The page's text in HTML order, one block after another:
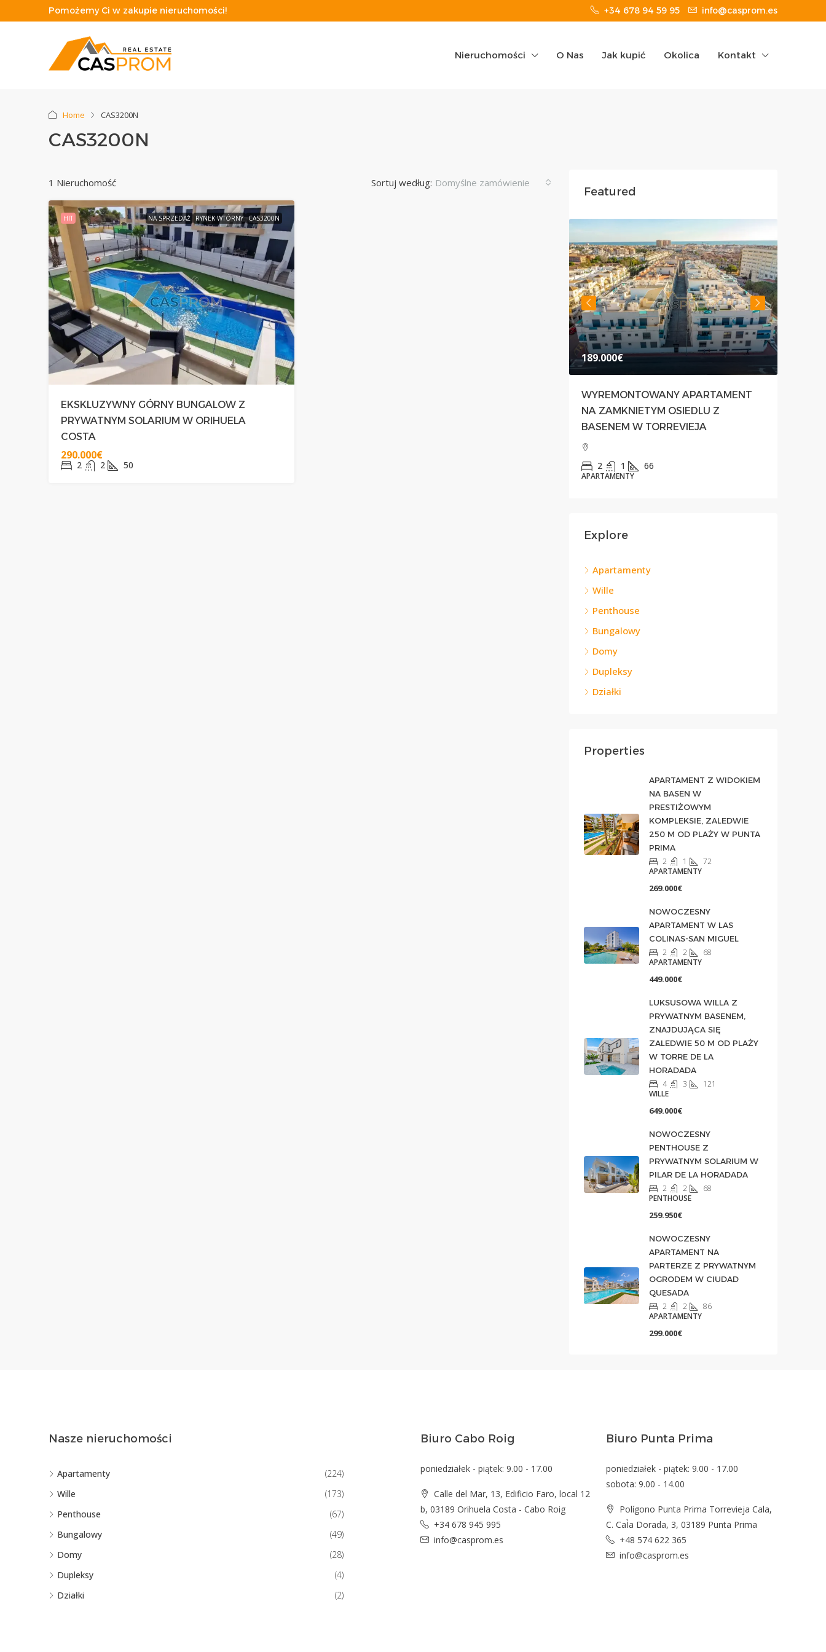
Pomożemy Ci w zakupie nieruchomości! +34 678 94 59 95 info@casprom.es
Nieruchomości O Nas Jak kupić Okolica Kontakt
Home CAS3200N
CAS3200N
1 Nieruchomość Sortuj według: Domyślne zamówienie
HIT NA SPRZEDAŻ RYNEK WTÓRNY CAS3200N
EKSKLUZYWNY GÓRNY BUNGALOW Z
PRYWATNYM SOLARIUM W ORIHUELA
COSTA
290.000€
2 2 50
Featured
329.000€
PRZY PLAŻY CABO ROIG
189.000€
WYREMONTOWANY APARTAMENT
NA ZAMKNIETYM OSIEDLU Z
BASENEM W TORREVIEJA
2 1 66
APARTAMENTY
Explore
Apartamenty
Wille
Penthouse
Bungalowy
Domy
Dupleksy
Działki
Properties
APARTAMENT Z WIDOKIEM
NA BASEN W
PRESTIŻOWYM
KOMPLEKSIE, ZALEDWIE
250 M OD PLAŻY W PUNTA
PRIMA
2 1
72
APARTAMENTY
269.000€
NOWOCZESNY
APARTAMENT W LAS
COLINAS-SAN MIGUEL
2 2
68
APARTAMENTY
449.000€
LUKSUSOWA WILLA Z
PRYWATNYM BASENEM,
ZNAJDUJĄCA SIĘ
ZALEDWIE 50 M OD PLAŻY
W TORRE DE LA
HORADADA
4 3
121
WILLE
649.000€
NOWOCZESNY
PENTHOUSE Z
PRYWATNYM SOLARIUM W
PILAR DE LA HORADADA
2 2
68
PENTHOUSE
259.950€
NOWOCZESNY
APARTAMENT NA
PARTERZE Z PRYWATNYM
OGRODEM W CIUDAD
QUESADA
2 2
86
APARTAMENTY
299.000€
Nasze nieruchomości
Apartamenty
(224)
Wille
(173)
Penthouse
(67)
Bungalowy
(49)
Domy
(28)
Dupleksy
(4)
Działki
(2)
Biuro Cabo Roig
poniedziałek - piątek: 9.00 - 17.00
Calle del Mar, 13, Edificio Faro, local 12
b, 03189 Orihuela Costa - Cabo Roig
+34 678 945 995
info@casprom.es
Biuro Punta Prima
poniedziałek - piątek: 9.00 - 17.00
sobota: 9.00 - 14.00
Polígono Punta Prima Torrevieja Cala,
C. CaÌa Dorada, 3, 03189 Punta Prima
+48 574 622 365
info@casprom.es